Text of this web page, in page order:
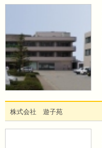
株式会社 遊子苑